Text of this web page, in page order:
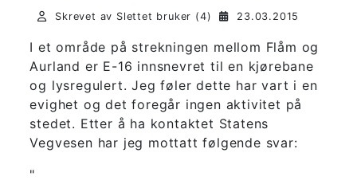
Skrevet av Slettet bruker (4) 23.03.2015
I et område på strekningen mellom Flåm og
Aurland er E-16 innsnevret til en kjørebane
og lysregulert. Jeg føler dette har vart i en
evighet og det foregår ingen aktivitet på
stedet. Etter å ha kontaktet Statens
Vegvesen har jeg mottatt følgende svar:
"